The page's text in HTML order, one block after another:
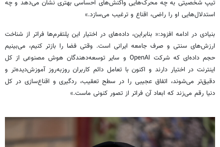
تیپ شخصیتی به چه محرک‌هایی واکنش‌های احساسی بهتری نشان می‌دهد و چه
استدلال‌هایی او را راضی، اقناع و ترغیب می‌سازد.»
بنیادی در ادامه افزود:« بنابراین، داده‌های در اختیار این پلتفرم‌ها فراتر از شناخت
ارزش‌های سنتی و صرف جامعه ایرانی است. وقتی فضا را بازتر کنیم، می‌بینیم
حجم داده‌ای که شرکت OpenAI و سایر توسعه‌دهندگان هوش مصنوعی از کل
اینترنت در اختیار دارند و اکنون با تعامل دائم کاربران روزبه‌روز آموزش‌دیده‌تر و
دقیق‌تر می‌شوند، اتفاق عجیبی را در سطح تعقیب، ردگیری و اقناع‌سازی در کل
دنیا رقم می‌زند که ابعاد آن فراتر از تصور کنونی ماست.»